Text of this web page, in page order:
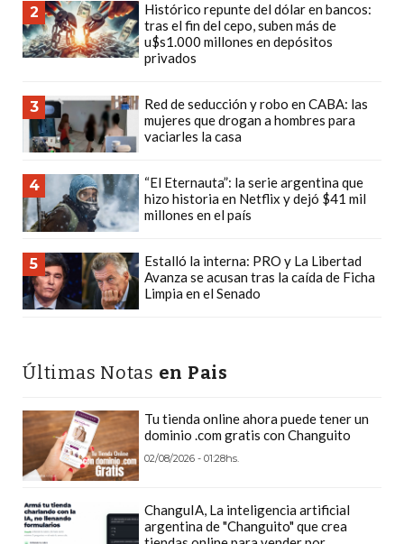
VENTA
POR
WHATSAPP
RECIBIR
PEDIDOS
DE
COMIDA
POR
WHATSAPP:
GUÍA
DEFINITIVA
Y
CREAR
UNA
TIENDA
ONLINE:
¿CUÁL
ES
2
Histórico repunte del dólar en bancos:
tras el fin del cepo, suben más de
u$s1.000 millones en depósitos
privados
3
Red de seducción y robo en CABA: las
mujeres que drogan a hombres para
vaciarles la casa
4
“El Eternauta”: la serie argentina que
hizo historia en Netflix y dejó $41 mil
millones en el país
5
Estalló la interna: PRO y La Libertad
Avanza se acusan tras la caída de Ficha
Limpia en el Senado
Últimas Notas en Pais
Tu tienda online ahora puede tener un
dominio .com gratis con Changuito
02/08/2026 - 01:28hs.
ChanguIA, La inteligencia artificial
argentina de "Changuito" que crea